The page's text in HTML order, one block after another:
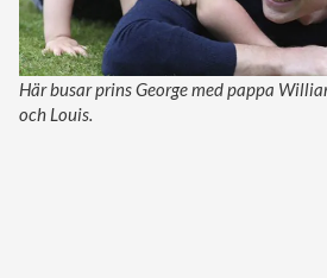
Här busar prins George med pappa
och Louis.